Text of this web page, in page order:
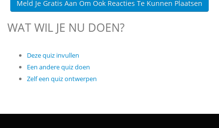
Meld Je Gratis Aan Om Ook Reacties Te Kunnen Plaatsen
WAT WIL JE NU DOEN?
Deze quiz invullen
Een andere quiz doen
Zelf een quiz ontwerpen